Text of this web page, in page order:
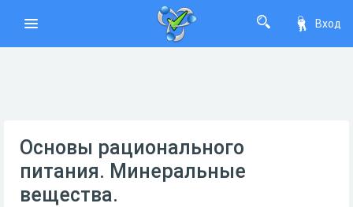
Вход
Основы рационального
питания. Минеральные
вещества.